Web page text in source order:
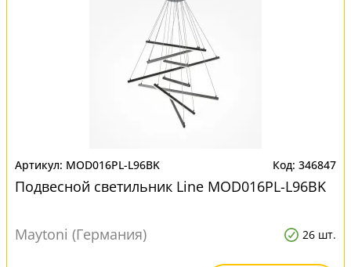
MOD016PL-L96BK 346847
Подвесной светильник Line MOD016PL-L96BK
Maytoni (Германия) 26 шт.